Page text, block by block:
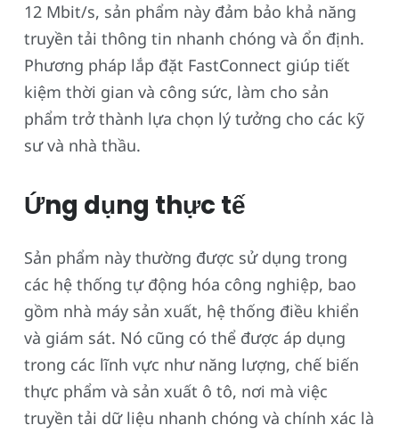
12 Mbit/s, sản phẩm này đảm bảo khả năng
truyền tải thông tin nhanh chóng và ổn định.
Phương pháp lắp đặt FastConnect giúp tiết
kiệm thời gian và công sức, làm cho sản
phẩm trở thành lựa chọn lý tưởng cho các kỹ
sư và nhà thầu.
Ứng dụng thực tế
Sản phẩm này thường được sử dụng trong
các hệ thống tự động hóa công nghiệp, bao
gồm nhà máy sản xuất, hệ thống điều khiển
và giám sát. Nó cũng có thể được áp dụng
trong các lĩnh vực như năng lượng, chế biến
thực phẩm và sản xuất ô tô, nơi mà việc
truyền tải dữ liệu nhanh chóng và chính xác là